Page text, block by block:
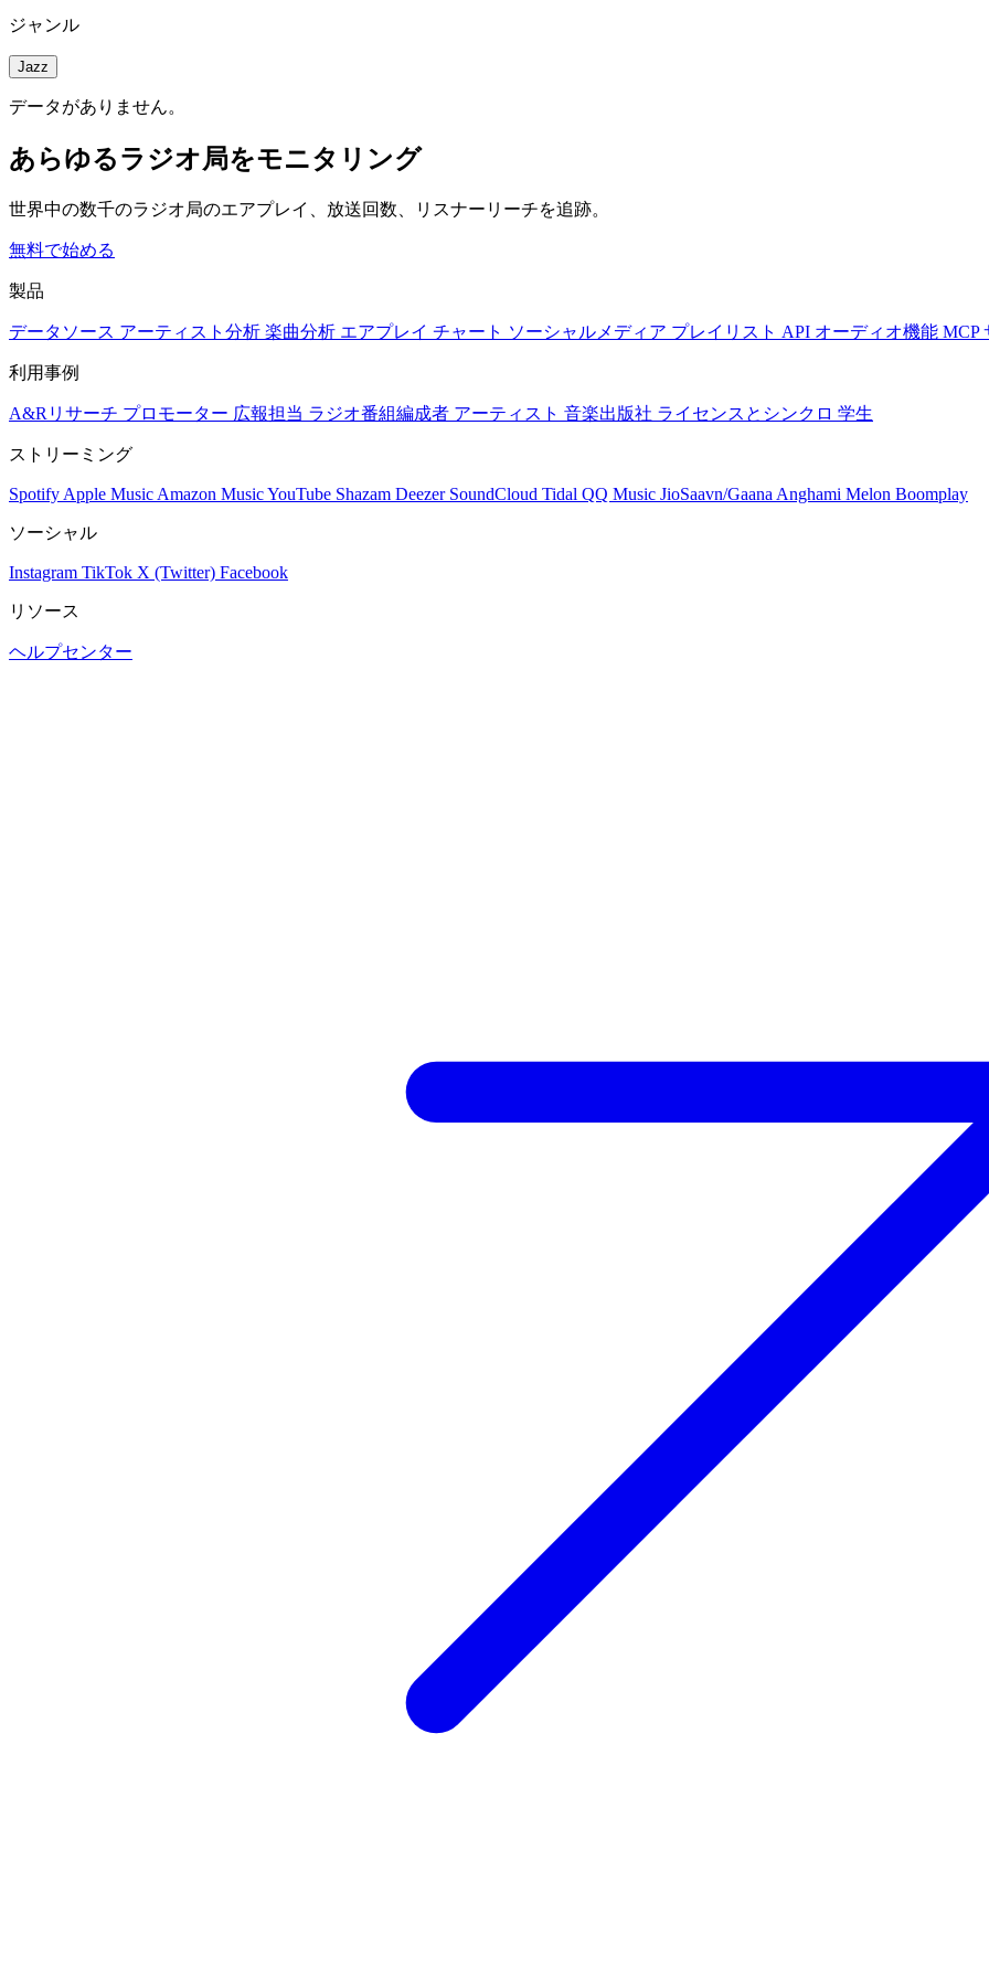
ジャンル
Jazz
データがありません。
あらゆるラジオ局をモニタリング
世界中の数千のラジオ局のエアプレイ、放送回数、リスナーリーチを追跡。
無料で始める
製品
データソース アーティスト分析 楽曲分析 エアプレイ チャート ソーシャルメディア プレイリスト API オーディオ機能 MCP
利用事例
A&Rリサーチ プロモーター 広報担当 ラジオ番組編成者 アーティスト 音楽出版社 ライセンスとシンクロ 学生
ストリーミング
Spotify Apple Music Amazon MusicYouTube Shazam Deezer SoundCloud Tidal QQ Music JioSaavn/Gaana Anghami Melon Boomplay
ソーシャル
Instagram TikTok X (Twitter) Facebook
リソース
ヘルプセンター